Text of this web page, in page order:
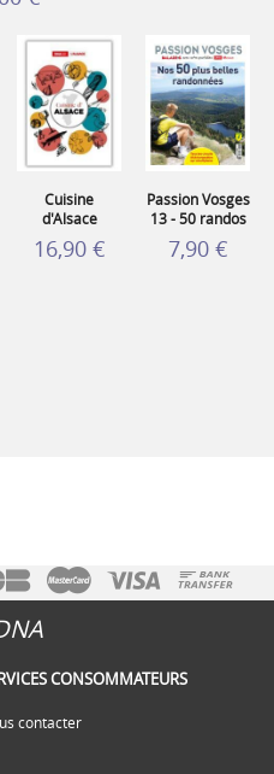
Cuisine
d'Alsace
16,90 €
Passion Vosges
13 - 50 randos
7,90 €
CONSOMMATEURS
contacter